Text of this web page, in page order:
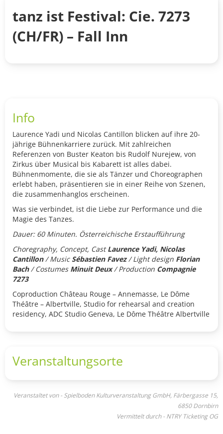
tanz ist Festival: Cie. 7273
(CH/FR) – Fall Inn
Info
Laurence Yadi und Nicolas Cantillon blicken auf ihre 20-
jährige Bühnenkarriere zurück. Mit zahlreichen
Referenzen von Buster Keaton bis Rudolf Nurejew, von
Zirkus über Musical bis Kabarett ist alles dabei.
Bühnenmomente, die sie als Tänzer und Choreographen
erlebt haben, präsentieren sie in einer Reihe von Szenen,
die zusammenhanglos erscheinen.
Was sie verbindet, ist die Liebe zur Performance und die
Magie des Tanzes.
Dauer: 60 Minuten. Österreichische Erstaufführung
Choregraphy, Concept, CastLaurence Yadi, Nicolas
Cantillon/ Music Sébastien Favez/ Light design Florian
Bach/ Costumes Minuit Deux/ Production Compagnie
7273
Coproduction Château Rouge – Annemasse, Le Dôme
Théâtre – Albertville, Studio for rehearsal and creation
residency, ADC Studio Geneva, Le Dôme Théâtre Albertville
Veranstaltungsorte
Veranstaltet von - Spielboden Kulturveranstaltung GmbH, Färbergasse 15,
6850 Dornbirn
Vermittelt durch - NTRY Ticketing OG